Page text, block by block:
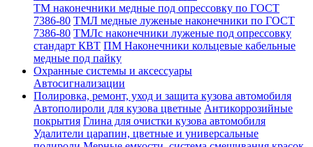
ТМ наконечники медные под опрессовку по ГОСТ
7386-80 ТМЛ медные луженые наконечники по ГОСТ
7386-80 ТМЛс наконечники луженые под опрессовку
стандарт КВТ ПМ Наконечники кольцевые кабельные
медные под пайку
Охранные системы и аксессуары
Автосигнализации
Полировка, ремонт, уход и защита кузова автомобиля
Автополироли для кузова цветные Антикоррозийные
покрытия Глина для очистки кузова автомобиля
Удалители царапин, цветные и универсальные